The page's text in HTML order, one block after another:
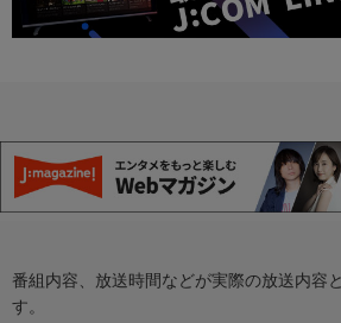
番組内容、放送時間などが実際の放送内容
す。